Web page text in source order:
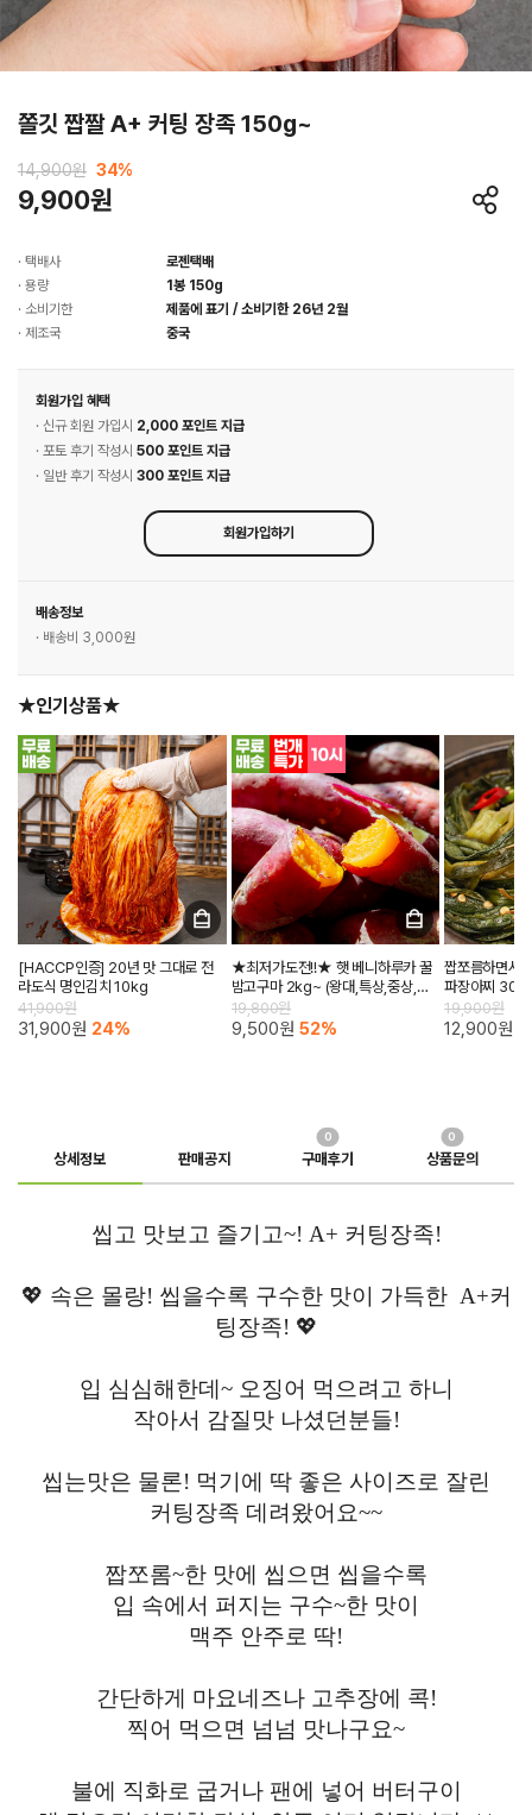
쫄깃 짭짤 A+ 커팅 장족 150g~
14,900원 34%
9,900원
· 택배사
로젠택배
· 용량
1봉 150g
· 소비기한
제품에 표기 / 소비기한 26년 2월
· 제조국
중국
회원가입 혜택
· 신규 회원 가입시 2,000 포인트 지급
· 포토 후기 작성시 500 포인트 지급
· 일반 후기 작성시 300 포인트 지급
회원가입하기
배송정보
· 배송비 3,000원
★인기상품★
[HACCP인증] 20년 맛 그대로 전
라도식 명인김치 10kg
41,900원
31,900원 24%
★최저가도전!!★ 햇 베니하루카 꿀
밤고구마 2kg~ (왕대,특상,중상,한
입)
19,800원
9,500원 52%
짭쪼름하면서
파장아찌
19,900원
12,900원
상세정보 판매공지 구매후기
0
상품문의
0
씹고 맛보고 즐기고~! A+ 커팅장족!
💖 속은 몰랑! 씹을수록 구수한 맛이 가득한 A+커
팅장족! 💖
입 심심해한데~ 오징어 먹으려고 하니
작아서 감질맛 나셨던분들!
씹는맛은 물론! 먹기에 딱 좋은 사이즈로 잘린
커팅장족 데려왔어요~~
짭쪼롬~한 맛에 씹으면 씹을수록
입 속에서 퍼지는 구수~한 맛이
맥주 안주로 딱!
간단하게 마요네즈나 고추장에 콕!
찍어 먹으면 넘넘 맛나구요~
불에 직화로 굽거나 팬에 넣어 버터구이